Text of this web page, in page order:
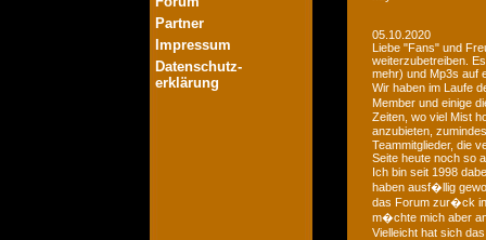
Partner
Impressum
Datenschutz-
erklärung
05.10.2020
Liebe "Fans" und
weiterzubetreiben.
mehr) und Mp3s auf
Wir haben im Laufe
Member und einige
Zeiten, wo viel Mist
anzubieten,
Teammitglieder, die
Seite heute noch so
Ich bin seit 1998
haben ausf�llig
das Forum zur�ck
m�chte mich aber
Vielleicht hat sich